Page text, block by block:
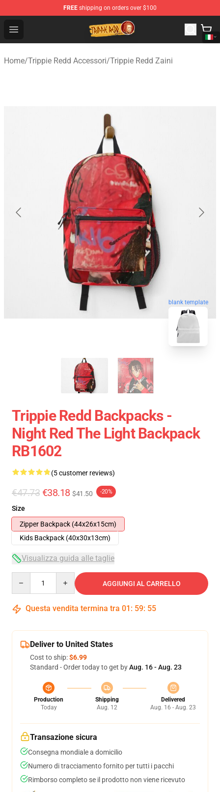
FREE shipping on orders over $100
Open menu
Trippie Redd Store - Official Trippie Redd Merchandise
Home/Trippie Redd Accessori/Trippie Redd Zaini
blank template
Trippie Redd Backpacks -
Night Red The Light Backpack
RB1602
(5 customer reviews)
€47.73 €38.18 $41.50 -20%
Size
Zipper Backpack (44x26x15cm)
Kids Backpack (40x30x13cm)
Visualizza guida alle taglie
AGGIUNGI AL CARRELLO
Questa vendita termina tra 01 : 59: 54
Deliver to United States
Cost to ship:$6.99
Standard - Order today to get byAug. 16 - Aug. 23
Production
Today
Shipping
Aug. 12
Delivered
Aug. 16 - Aug. 23
Transazione sicura
Consegna mondiale a domicilio
Numero di tracciamento fornito per tutti i pacchi
Rimborso completo se il prodotto non viene ricevuto